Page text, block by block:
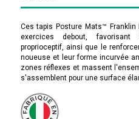
Ces tapis Posture Mats™
exercices debout, favorisant
proprioceptif, ainsi que le
noueuse et leur forme incurvée
zones réflexes et massent
s'assemblent pour une surface